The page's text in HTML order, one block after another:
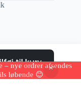
– nye ordrer afsendes
løbende 😊
til kurv